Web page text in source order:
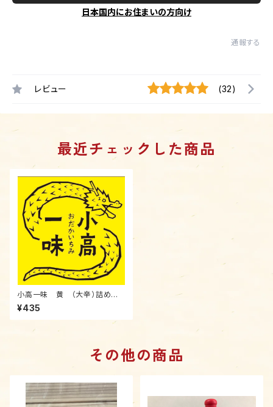
日本国内にお住まいの方向け
通報する
レビュー (32)
最近チェックした商品
小高一味 黄 （大辛）詰め替
え用 10ｇ
¥435
その他の商品